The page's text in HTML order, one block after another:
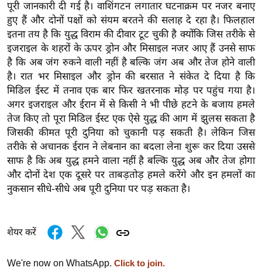
म
नो
रं
ज
न
ज
ग
त
बॉ
ली
वु
ड
वु
फि
पूरी जानकारी दी गई है। वाशिंगटन लगातार घटनाक्रम पर नजर बनाए
हुए हैं और दोनों पक्षों को संयम बरतने की सलाह दे रहा है। फिलहाल
इतना तय है कि युद्ध विराम की दीवार टूट चुकी है क्योंकि जिस तरीके से
इजराइल के शहरों के ऊपर ड्रोन और मिसाइल नजर आए हैं उनसे साफ
है कि अब जंग रुकने वाली नहीं है बल्कि जंग अब और तेज होने वाली
है। रात भर मिसाइल और ड्रोन की बरसात ने संकेत दे दिया है कि
मिडिल ईस्ट में तनाव एक बार फिर खतरनाक मोड़ पर पहुंच गया है।
अगर इजराइल और ईरान में से किसी ने भी पीछे हटने के बजाय हमले
तेज किए तो पूरा मिडिल ईस्ट एक ऐसे युद्ध की आग में झुलस सकता है
जिसकी कीमत पूरी दुनिया को चुकानी पड़ सकती है। लेकिन जिस
तरीके से अचानक ईरान ने लेबनान का बदला लेना शुरू कर दिया उससे
साफ है कि अब युद्ध हमने वाला नहीं है बल्कि युद्ध अब और तेज होगा
और दोनों देश एक दूसरे पर ताबड़तोड़ हमले करेंगे और इन हमलों का
नुकसान सीधे-सीधे अब पूरी दुनिया पर पड़ सकता है।
शेयर करें
We're now on WhatsApp. Click to join.